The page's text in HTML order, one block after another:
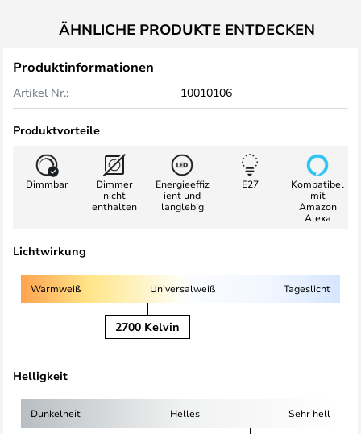
ÄHNLICHE PRODUKTE ENTDECKEN
Produktinformationen
Artikel Nr.: 10010106
Produktvorteile
Dimmbar
Dimmer
nicht
enthalten
Energieeffiz
ient und
langlebig
E27
Kompatibel
mit
Amazon
Alexa
Lichtwirkung
Warmweiß Universalweiß Tageslicht
2700 Kelvin
Helligkeit
Dunkelheit Helles Sehr hell